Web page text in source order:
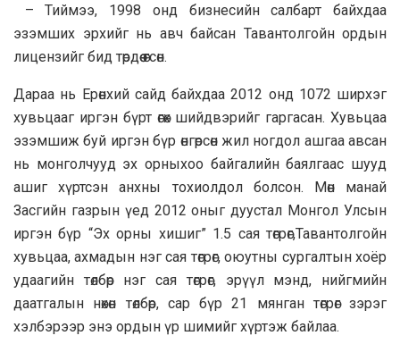
– Тиймээ, 1998 онд бизнесийн салбарт байхдаа
эзэмших эрхийг нь авч байсан Тавантолгойн ордын
лицензийг бид төрдөө өгсөн.
Дapaa нь Ерөнхий сайд байхдаа 2012 онд 1072 ширхэг
хувьцааг иргэн бүрт өгөх шийдвэрийг гаргасан. Хувьцаа
эзэмшиж буй иргэн бүр өнгөрсөн жил ногдол ашгаа авсан
нь монголчууд эх орныхоо байгалийн баялгаас шууд
ашиг хүртсэн анхны тохиолдол болсон. Мөн манай
Засгийн газрын үед 2012 оныг дуустал Монгол Улсын
иргэн бүр “Эх орны хишиг” 1.5 сая төгрөг,Тавантолгойн
хувьцаа, ахмадын нэг сая төгрөг, оюутны сургалтын хоёр
удаагийн төлбөр нэг сая төгрөг, эрүүл мэнд, нийгмийн
даатгалын нөхөн төлбөр, сар бүр 21 мянган төгрөг зэрэг
хэлбэрээр энэ ордын үр шимийг хүртэж байлаа.